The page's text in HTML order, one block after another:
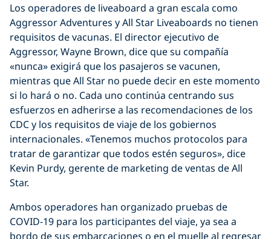
Los operadores de liveaboard a gran escala como
Aggressor Adventures y All Star Liveaboards no tienen
requisitos de vacunas. El director ejecutivo de
Aggressor, Wayne Brown, dice que su compañía
«nunca» exigirá que los pasajeros se vacunen,
mientras que All Star no puede decir en este momento
si lo hará o no. Cada uno continúa centrando sus
esfuerzos en adherirse a las recomendaciones de los
CDC y los requisitos de viaje de los gobiernos
internacionales. «Tenemos muchos protocolos para
tratar de garantizar que todos estén seguros», dice
Kevin Purdy, gerente de marketing de ventas de All
Star.
Ambos operadores han organizado pruebas de
COVID-19 para los participantes del viaje, ya sea a
bordo de sus embarcaciones o en el muelle al regresar